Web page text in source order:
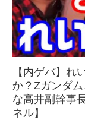
【内ゲバ】れ
か？Zガンダ
な高井副幹事
ネル】